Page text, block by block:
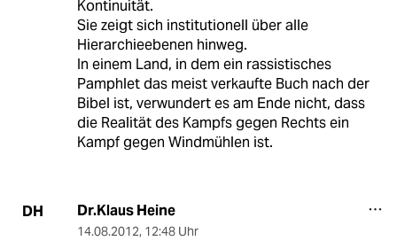
Kontinuität.
Sie zeigt sich institutionell über alle
Hierarchieebenen hinweg.
In einem Land, in dem ein rassistisches
Pamphlet das meist verkaufte Buch nach der
Bibel ist, verwundert es am Ende nicht, dass
die Realität des Kampfs gegen Rechts ein
Kampf gegen Windmühlen ist.
DH Dr.Klaus Heine
14.08.2012, 12:48 Uhr